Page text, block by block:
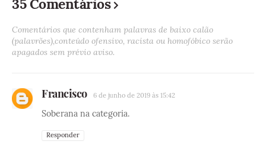
35 Comentários
Comentários que contenham palavras de baixo calão
(palavrões),conteúdo ofensivo, racista ou homofóbico serão
apagados sem prévio aviso.
Francisco 6 de junho de 2019 às 15:42
Soberana na categoria.
Responder